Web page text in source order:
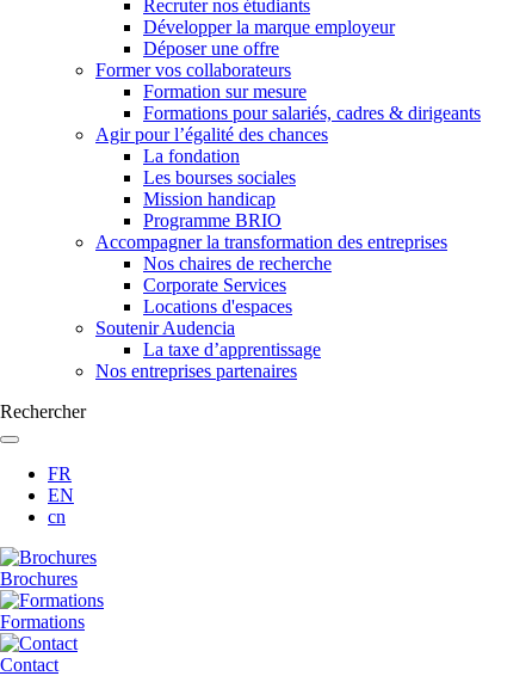
Recruter nos étudiants
Développer la marque employeur
Déposer une offre
Former vos collaborateurs
Formation sur mesure
Formations pour salariés, cadres & dirigeants
Agir pour l’égalité des chances
La fondation
Les bourses sociales
Mission handicap
Programme BRIO
Accompagner la transformation des entreprises
Nos chaires de recherche
Corporate Services
Locations d'espaces
Soutenir Audencia
La taxe d’apprentissage
Nos entreprises partenaires
Rechercher
FR
EN
cn
Brochures
Formations
Contact